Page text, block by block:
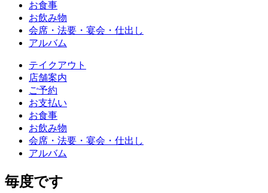
お食事
お飲み物
会席・法要・宴会・仕出し
アルバム
テイクアウト
店舗案内
ご予約
お支払い
お食事
お飲み物
会席・法要・宴会・仕出し
アルバム
毎度です